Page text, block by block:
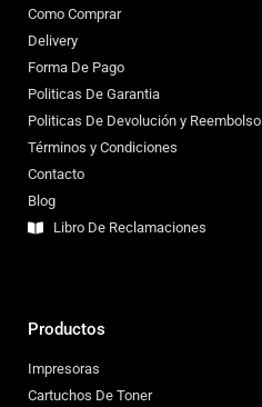
Como Comprar
Delivery
Forma De Pago
Politicas De Garantia
Politicas De Devolución y Reembolso
Términos y Condiciones
Contacto
Blog
Libro De Reclamaciones
Productos
Impresoras
Cartuchos De Toner